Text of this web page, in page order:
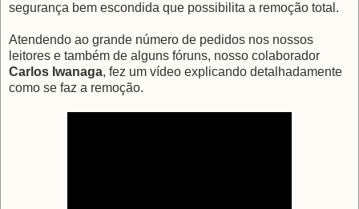
segurança bem escondida que possibilita a remoção total.
Atendendo ao grande número de pedidos nos nossos
leitores e também de alguns fóruns, nosso colaborador
Carlos Iwanaga, fez um vídeo explicando detalhadamente
como se faz a remoção.